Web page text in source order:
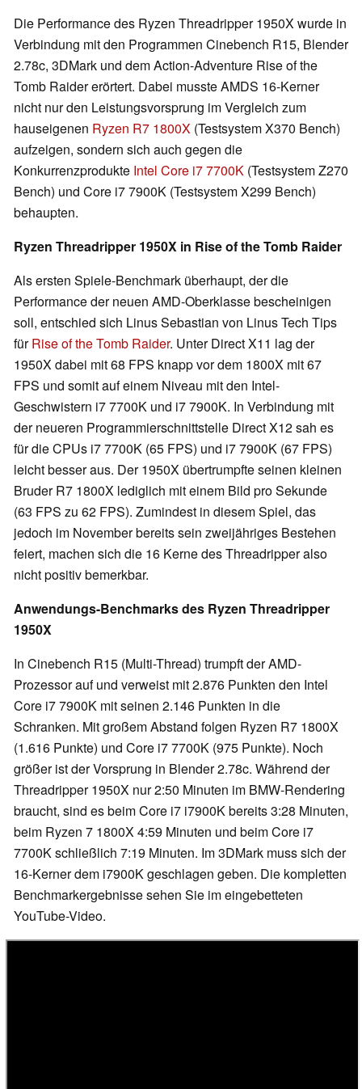
Die Performance des Ryzen Threadripper 1950X wurde in
Verbindung mit den Programmen Cinebench R15, Blender
2.78c, 3DMark und dem Action-Adventure Rise of the
Tomb Raider erörtert. Dabei musste AMDS 16-Kerner
nicht nur den Leistungsvorsprung im Vergleich zum
hauseigenen Ryzen R7 1800X (Testsystem X370 Bench)
aufzeigen, sondern sich auch gegen die
Konkurrenzprodukte Intel Core i7 7700K (Testsystem Z270
Bench) und Core i7 7900K (Testsystem X299 Bench)
behaupten.
Ryzen Threadripper 1950X in Rise of the Tomb Raider
Als ersten Spiele-Benchmark überhaupt, der die
Performance der neuen AMD-Oberklasse bescheinigen
soll, entschied sich Linus Sebastian von Linus Tech Tips
fürRise of the Tomb Raider. Unter Direct X11 lag der
1950X dabei mit 68 FPS knapp vor dem 1800X mit 67
FPS und somit auf einem Niveau mit den Intel-
Geschwistern i7 7700K und i7 7900K. In Verbindung mit
der neueren Programmierschnittstelle Direct X12 sah es
für die CPUs i7 7700K (65 FPS) und i7 7900K (67 FPS)
leicht besser aus. Der 1950X übertrumpfte seinen kleinen
Bruder R7 1800X lediglich mit einem Bild pro Sekunde
(63 FPS zu 62 FPS). Zumindest in diesem Spiel, das
jedoch im November bereits sein zweijähriges Bestehen
feiert, machen sich die 16 Kerne des Threadripper also
nicht positiv bemerkbar.
Anwendungs-Benchmarks des Ryzen Threadripper
1950X
In Cinebench R15 (Multi-Thread) trumpft der AMD-
Prozessor auf und verweist mit 2.876 Punkten den Intel
Core i7 7900K mit seinen 2.146 Punkten in die
Schranken. Mit großem Abstand folgen Ryzen R7 1800X
(1.616 Punkte) und Core i7 7700K (975 Punkte). Noch
größer ist der Vorsprung in Blender 2.78c. Während der
Threadripper 1950X nur 2:50 Minuten im BMW-Rendering
braucht, sind es beim Core i7 i7900K bereits 3:28 Minuten,
beim Ryzen 7 1800X 4:59 Minuten und beim Core i7
7700K schließlich 7:19 Minuten. Im 3DMark muss sich der
16-Kerner dem i7900K geschlagen geben. Die kompletten
Benchmarkergebnisse sehen Sie im eingebetteten
YouTube-Video.